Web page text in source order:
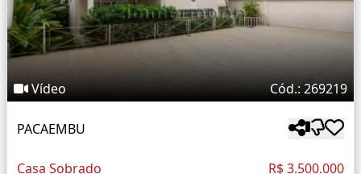
Vídeo Cód.: 269219
PACAEMBU
Casa Sobrado R$ 3.500.000